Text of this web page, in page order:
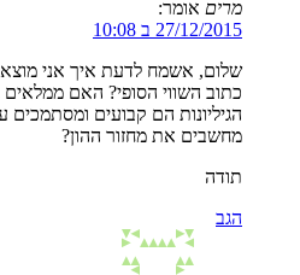
מרים אומר:
27/12/2015 ב 10:08
שלום, אשמח לדעת איך אני
כתוב השווי הסופי? האם ממלאים
מחשבים את מחזור ההון?
תודה
הגב